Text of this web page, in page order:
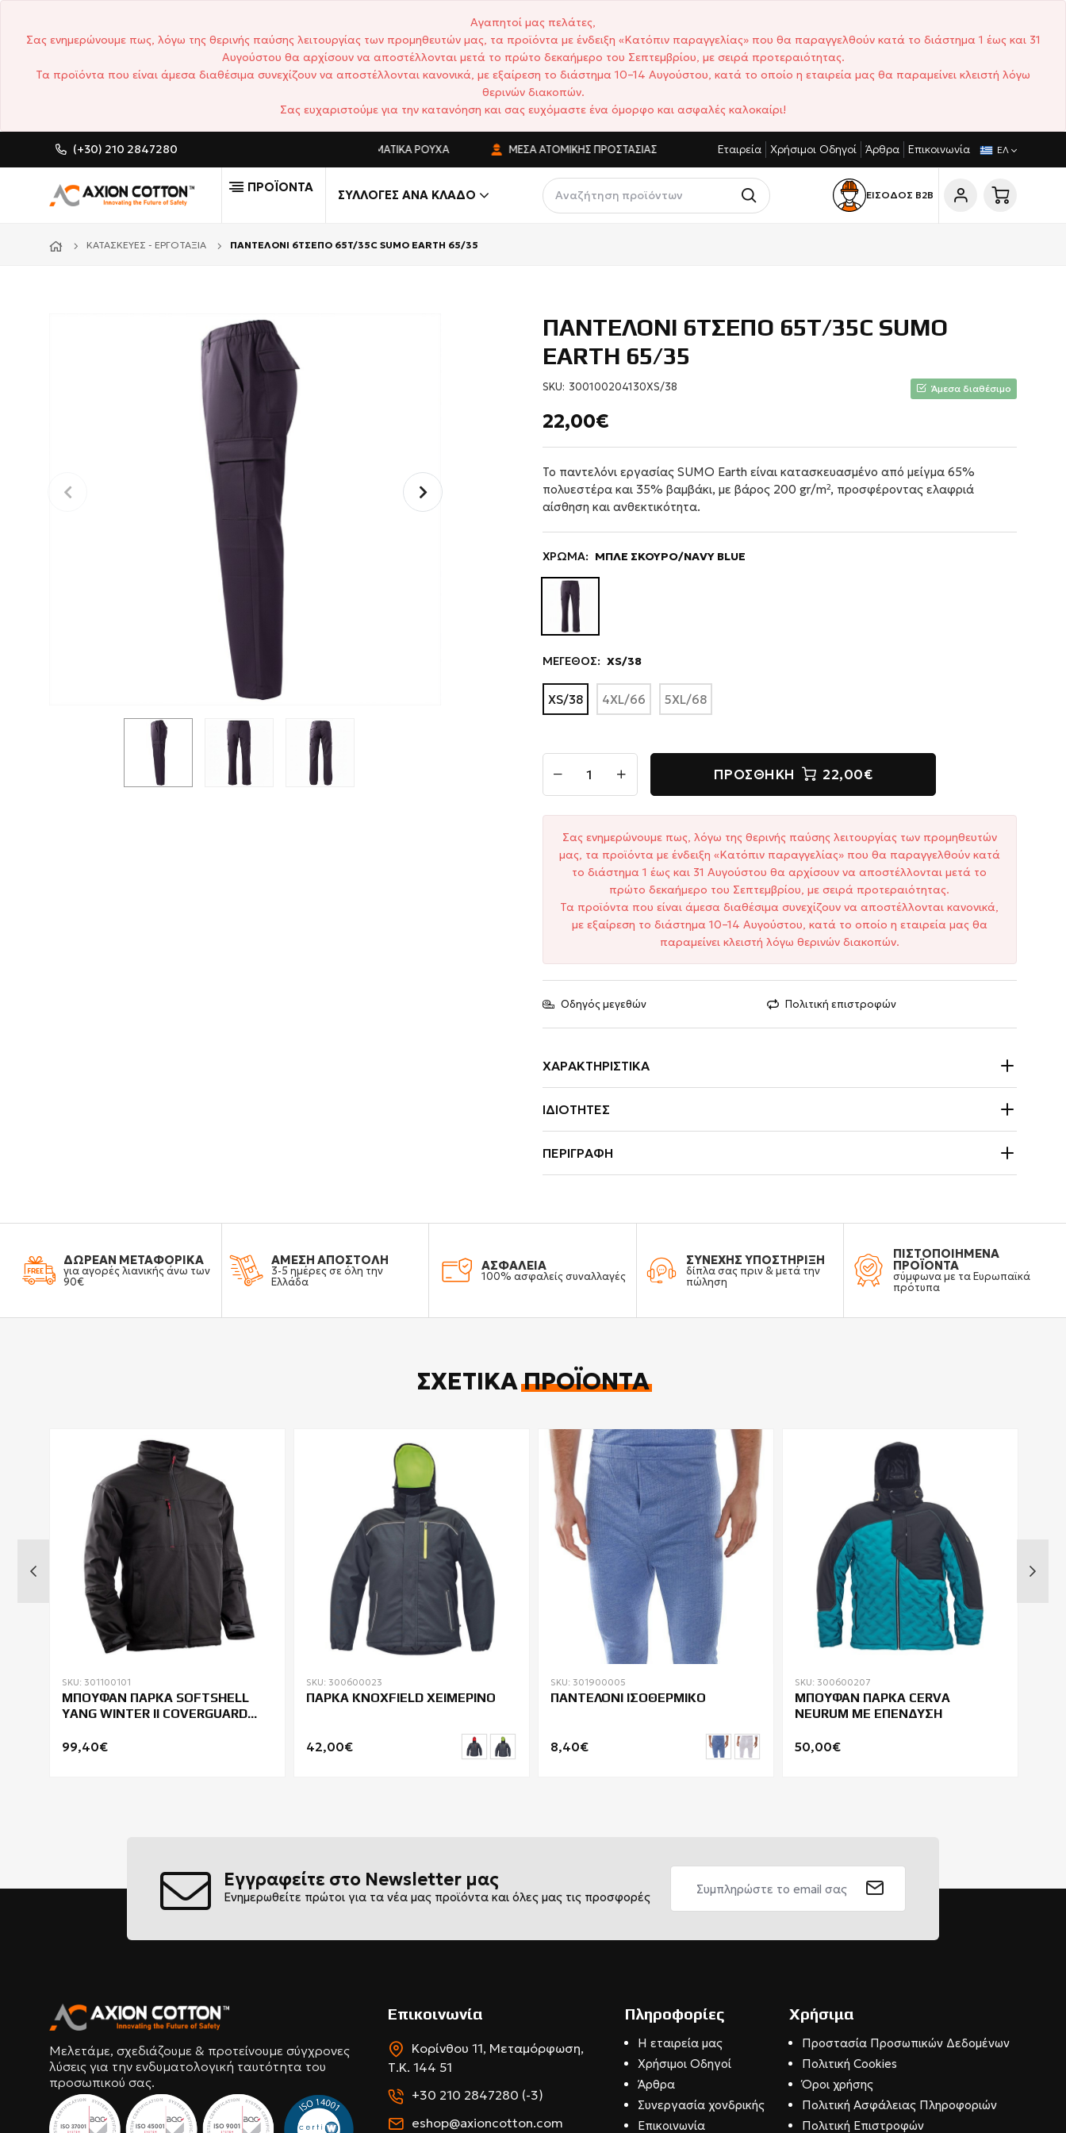
Αγαπητοί μας πελάτες,
Σας ενημερώνουμε πως, λόγω της θερινής παύσης λειτουργίας των προμηθευτών μας, τα προϊόντα με ένδειξη «Κατόπιν παραγγελίας» που θα παραγγελθούν κατά το διάστημα 1 έως και 31
Αυγούστου θα αρχίσουν να αποστέλλονται μετά το πρώτο δεκαήμερο του Σεπτεμβρίου, με σειρά προτεραιότητας.
Τα προϊόντα που είναι άμεσα διαθέσιμα συνεχίζουν να αποστέλλονται κανονικά, με εξαίρεση το διάστημα 10–14 Αυγούστου, κατά το οποίο η εταιρεία μας θα παραμείνει κλειστή λόγω
θερινών διακοπών.
Σας ευχαριστούμε για την κατανόηση και σας ευχόμαστε ένα όμορφο και ασφαλές καλοκαίρι!
(+30) 210 2847280 CUSTOM MADE ΕΠΑΓΓΕΛΜΑΤΙΚΆ ΡΟΎΧΑ ΜΈΣΑ ΑΤΟΜΙΚΉΣ ΠΡΟΣΤΑΣΊΑΣ ΑΝΤΑΓΩΝΙΣΤΙΚΈΣ ΤΙΜΈΣ ΣΎΝΤΟΜΟΙ ΧΡΌΝΟΙ ΠΑΡΆΔΟΣΗΣ
Εταιρεία Χρήσιμοι Οδηγοί Άρθρα Επικοινωνία ΕΛ
ΠΡΟΪΟΝΤΑ
ΣΥΛΛΟΓΈΣ ΑΝΆ ΚΛΆΔΟ ΕΙΣΟΔΟΣ Β2Β
ΚΑΤΑΣΚΕΥΈΣ - ΕΡΓΟΤΆΞΙΑ ΠΑΝΤΕΛΟΝΙ 6ΤΣΕΠΟ 65T/35C SUMO EARTH 65/35
ΠΑΝΤΕΛΟΝΙ 6ΤΣΕΠΟ 65T/35C SUMO
EARTH 65/35
SKU: 300100204130XS/38 Άμεσα διαθέσιμο
22,00€
Το παντελόνι εργασίας SUMO Earth είναι κατασκευασμένο από μείγμα 65%
πολυεστέρα και 35% βαμβάκι, με βάρος 200 gr/m², προσφέροντας ελαφριά
αίσθηση και ανθεκτικότητα.
ΧΡΩΜΑ: ΜΠΛΕ ΣΚΟΥΡΟ/NAVY BLUE
ΜΕΓΕΘΟΣ: XS/38
XS/38 4XL/66 5XL/68
ΠΡΟΣΘΉΚΗ 22,00€
Σας ενημερώνουμε πως, λόγω της θερινής παύσης λειτουργίας των προμηθευτών
μας, τα προϊόντα με ένδειξη «Κατόπιν παραγγελίας» που θα παραγγελθούν κατά
το διάστημα 1 έως και 31 Αυγούστου θα αρχίσουν να αποστέλλονται μετά το
πρώτο δεκαήμερο του Σεπτεμβρίου, με σειρά προτεραιότητας.
Τα προϊόντα που είναι άμεσα διαθέσιμα συνεχίζουν να αποστέλλονται κανονικά,
με εξαίρεση το διάστημα 10–14 Αυγούστου, κατά το οποίο η εταιρεία μας θα
παραμείνει κλειστή λόγω θερινών διακοπών.
Οδηγός μεγεθών Πολιτική επιστροφών
ΧΑΡΑΚΤΗΡΙΣΤΙΚΆ
ΙΔΙΌΤΗΤΕΣ
ΠΕΡΙΓΡΑΦΉ
ΔΩΡΕΑΝ ΜΕΤΑΦΟΡΙΚΑ
για αγορές λιανικής άνω των
90€
ΑΜΕΣΗ ΑΠΟΣΤΟΛΗ
3-5 ημέρες σε όλη την
Ελλάδα
ΑΣΦΑΛΕΙΑ
100% ασφαλείς συναλλαγές
ΣΥΝΕΧΗΣ ΥΠΟΣΤΗΡΙΞΗ
δίπλα σας πριν & μετά την
πώληση
ΠΙΣΤΟΠΟΙΗΜΕΝΑ
ΠΡΟΪΟΝΤΑ
σύμφωνα με τα Ευρωπαϊκά
πρότυπα
ΣΧΕΤΙΚΆΠΡΟΪΌΝΤΑ
SKU: 301100101
ΜΠΟΥΦΑΝ ΠΑΡΚΑ SOFTSHELL
YANG WINTER II COVERGUARD
99,40€
SKU: 300600023
ΠΑΡΚΑ KNOXFIELD ΧΕΙΜΕΡΙΝΟ
42,00€
SKU: 301900005
ΠΑΝΤΕΛΟΝΙ ΙΣΟΘΕΡΜΙΚΟ
8,40€
SKU: 300600207
ΜΠΟΥΦΑΝ ΠΑΡΚΑ CERVA
NEURUM ΜΕ ΕΠΕΝΔΥΣΗ
50,00€
Εγγραφείτε στο Newsletter μας
Ενημερωθείτε πρώτοι για τα νέα μας προϊόντα και όλες μας τις προσφορές
Μελετάμε, σχεδιάζουμε & προτείνουμε σύγχρονες
λύσεις για την ενδυματολογική ταυτότητα του
προσωπικού σας.
Επικοινωνία
Κορίνθου 11, Μεταμόρφωση,
Τ.Κ. 144 51
+30 210 2847280 (-3)
eshop@axioncotton.com
Πληροφορίες
Η εταιρεία μας
Χρήσιμοι Οδηγοί
Άρθρα
Συνεργασία χονδρικής
Επικοινωνία
Χρήσιμα
Προστασία Προσωπικών Δεδομένων
Πολιτική Cookies
Όροι χρήσης
Πολιτική Ασφάλειας Πληροφοριών
Πολιτική Επιστροφών